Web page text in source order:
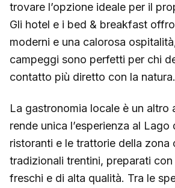
trovare l’opzione ideale per il
Gli hotel e i bed & breakfast
moderni e una calorosa
campeggi sono perfetti per chi
contatto più diretto con la natura.
La gastronomia locale è un altro
rende unica l’esperienza al
ristoranti e le trattorie della
tradizionali trentini, preparati
freschi e di alta qualità. Tra le